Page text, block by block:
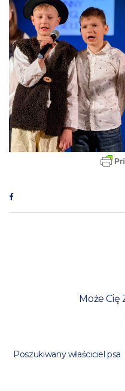
Może Cię
Poszukiwany właściciel psa